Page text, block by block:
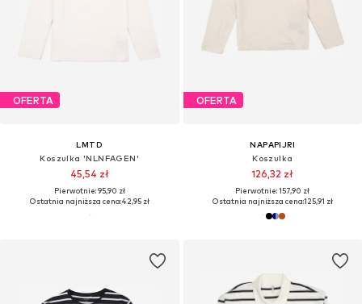
OFERTA
LMTD
Koszulka 'NLNFAGEN'
45,54 zł
Pierwotnie: 95,90 zł
Ostatnia najniższa cena:42,95 zł
OFERTA
NAPAPIJRI
Koszulka
126,32 zł
Pierwotnie: 157,90 zł
Ostatnia najniższa cena:125,91 zł